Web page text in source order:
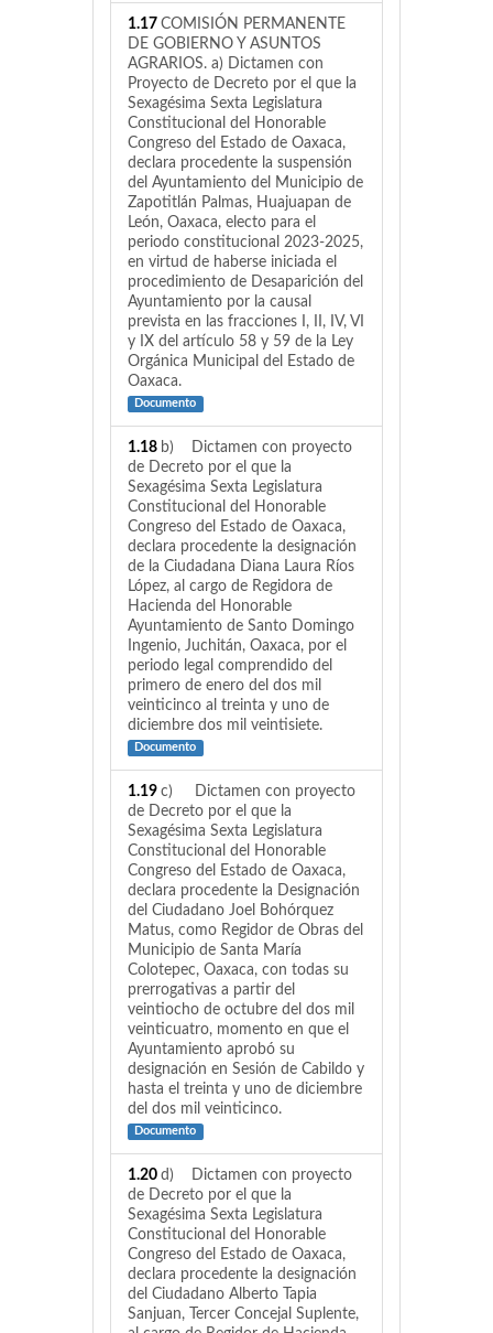
1.17 COMISIÓN PERMANENTE
DE GOBIERNO Y ASUNTOS
AGRARIOS. a) Dictamen con
Proyecto de Decreto por el que la
Sexagésima Sexta Legislatura
Constitucional del Honorable
Congreso del Estado de Oaxaca,
declara procedente la suspensión
del Ayuntamiento del Municipio de
Zapotitlán Palmas, Huajuapan de
León, Oaxaca, electo para el
periodo constitucional 2023-2025,
en virtud de haberse iniciada el
procedimiento de Desaparición del
Ayuntamiento por la causal
prevista en las fracciones I, II, IV, VI
y IX del artículo 58 y 59 de la Ley
Orgánica Municipal del Estado de
Oaxaca.
Documento
1.18 b) Dictamen con proyecto
de Decreto por el que la
Sexagésima Sexta Legislatura
Constitucional del Honorable
Congreso del Estado de Oaxaca,
declara procedente la designación
de la Ciudadana Diana Laura Ríos
López, al cargo de Regidora de
Hacienda del Honorable
Ayuntamiento de Santo Domingo
Ingenio, Juchitán, Oaxaca, por el
periodo legal comprendido del
primero de enero del dos mil
veinticinco al treinta y uno de
diciembre dos mil veintisiete.
Documento
1.19 c) Dictamen con proyecto
de Decreto por el que la
Sexagésima Sexta Legislatura
Constitucional del Honorable
Congreso del Estado de Oaxaca,
declara procedente la Designación
del Ciudadano Joel Bohórquez
Matus, como Regidor de Obras del
Municipio de Santa María
Colotepec, Oaxaca, con todas su
prerrogativas a partir del
veintiocho de octubre del dos mil
veinticuatro, momento en que el
Ayuntamiento aprobó su
designación en Sesión de Cabildo y
hasta el treinta y uno de diciembre
del dos mil veinticinco.
Documento
1.20 d) Dictamen con proyecto
de Decreto por el que la
Sexagésima Sexta Legislatura
Constitucional del Honorable
Congreso del Estado de Oaxaca,
declara procedente la designación
del Ciudadano Alberto Tapia
Sanjuan, Tercer Concejal Suplente,